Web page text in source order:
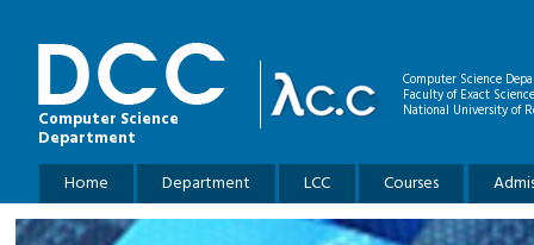
Computer Science
Department
Computer Science
Faculty of Exact
National University of
Main menu
Home Department LCC Courses